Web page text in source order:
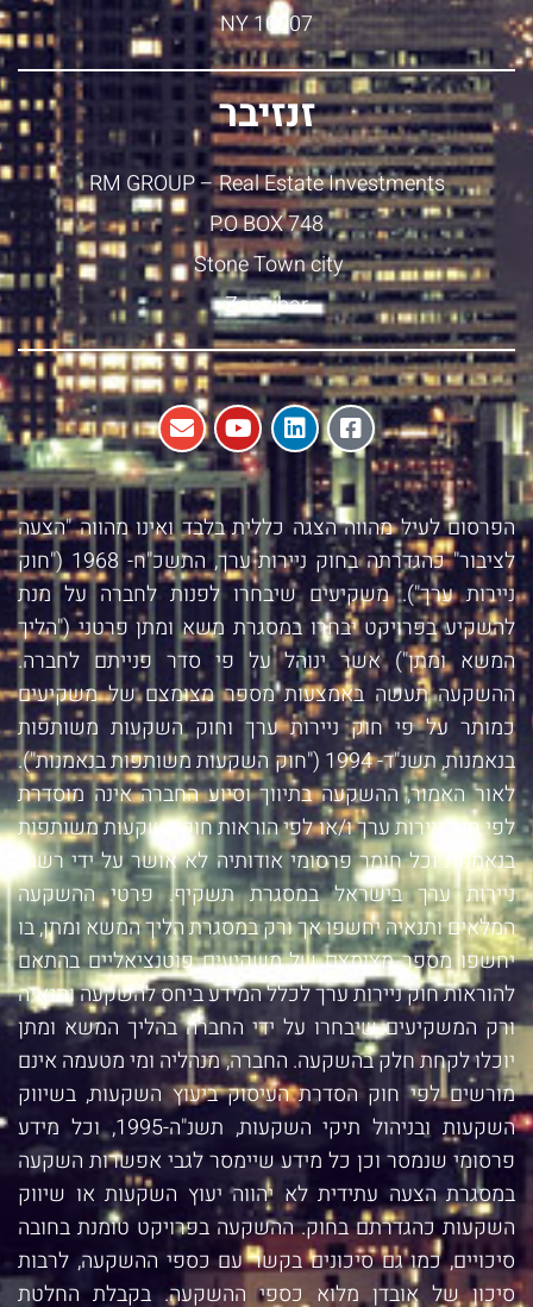
NY 10007
זנזיבר
RM GROUP – Real Estate Investments
P.O BOX 748
Stone Town city
Zanzibar
הפרסום לעיל מהווה הצגה כללית בלבד ואינו מהווה "הצעה
לציבור" כהגדרתה בחוק ניירות ערך, התשכ"ח- 1968 ("חוק
ניירות ערך"). משקיעים שיבחרו לפנות לחברה על מנת
להשקיע בפרויקט יבחרו במסגרת משא ומתן פרטני ("הליך
המשא ומתן") אשר ינוהל על פי סדר פנייתם לחברה.
ההשקעה תעשה באמצעות מספר מצומצם של משקיעים
כמותר על פי חוק ניירות ערך וחוק השקעות משותפות
בנאמנות, תשנ"ד- 1994 ("חוק השקעות משותפות בנאמנות").
לאור האמור, ההשקעה בתיווך וסיוע החברה אינה מוסדרת
לפי חוק ניירות ערך ו/או לפי הוראות חוק השקעות משותפות
בנאמנות וכל חומר פרסומי אודותיה לא אושר על ידי רשות
ניירות ערך בישראל במסגרת תשקיף. פרטי ההשקעה
המלאים ותנאיה יחשפו אך ורק במסגרת הליך המשא ומתן, בו
יחשפו מספר מצומצם של משקיעים פוטנציאליים בהתאם
להוראות חוק ניירות ערך לכלל המידע ביחס להשקעה ותנאיה
ורק המשקיעים שיבחרו על ידי החברה בהליך המשא ומתן
יוכלו לקחת חלק בהשקעה. החברה, מנהליה ומי מטעמה אינם
מורשים לפי חוק הסדרת העיסוק ביעוץ השקעות, בשיווק
השקעות ובניהול תיקי השקעות, תשנ"ה-1995, וכל מידע
פרסומי שנמסר וכן כל מידע שיימסר לגבי אפשרות השקעה
במסגרת הצעה עתידית לא יהווה יעוץ השקעות או שיווק
השקעות כהגדרתם בחוק. ההשקעה בפרויקט טומנת בחובה
סיכויים, כמו גם סיכונים בקשר עם כספי ההשקעה, לרבות
סיכון של אובדן מלוא כספי ההשקעה. בקבלת החלטת